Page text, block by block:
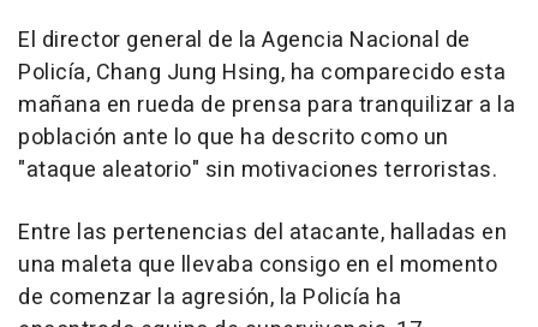
El director general de la Agencia Nacional de
Policía, Chang Jung Hsing, ha comparecido esta
mañana en rueda de prensa para tranquilizar a la
población ante lo que ha descrito como un
"ataque aleatorio" sin motivaciones terroristas.
Entre las pertenencias del atacante, halladas en
una maleta que llevaba consigo en el momento
de comenzar la agresión, la Policía ha